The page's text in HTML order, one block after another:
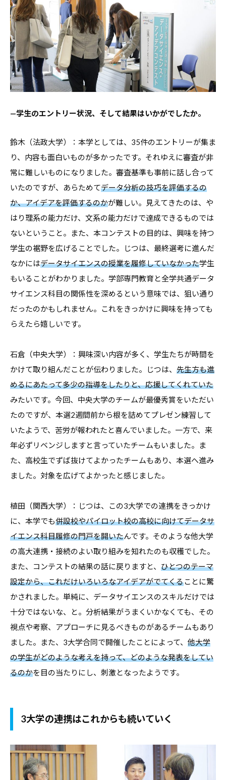
—学生のエントリー状況、そして結果はいかがでしたか。
鈴木（法政大学）：本学としては、35件のエントリーが集ま
り、内容も面白いものが多かったです。それゆえに審査が非
常に難しいものになりました。審査基準も事前に話し合って
いたのですが、あらためてデータ分析の技巧を評価するの
か、アイデアを評価するのかが難しい。見えてきたのは、や
はり理系の能力だけ、文系の能力だけで達成できるものでは
ないということ。また、本コンテストの目的は、興味を持つ
学生の裾野を広げることでした。じつは、最終選考に進んだ
なかにはデータサイエンスの授業を履修していなかった学生
もいることがわかりました。学部専門教育と全学共通データ
サイエンス科目の関係性を深めるという意味では、狙い通り
だったのかもしれません。これをきっかけに興味を持っても
らえたら嬉しいです。
石倉（中央大学）：興味深い内容が多く、学生たちが時間を
かけて取り組んだことが伝わりました。じつは、 先生方も進
めるにあたって多少の指導をしたりと、応援してくれていた
みたいです。今回、中央大学のチームが最優秀賞をいただい
たのですが、本選2週間前から根を詰めてプレゼン練習して
いたようで、苦労が報われたと喜んでいました。一方で、来
年必ずリベンジしますと言っていたチームもいました。ま
た、高校生でずば抜けてよかったチームもあり、本選へ進み
ました。対象を広げてよかったと感じました。
植田（関西大学）：じつは、この3大学での連携をきっかけ
に、本学でも併設校やパイロット校の高校に向けてデータサ
イエンス科目履修の門戸を開いたんです。そのような他大学
の高大連携・接続のよい取り組みを知れたのも収穫でした。
また、コンテストの結果の話に戻りますと、 ひとつのテーマ
設定から、これだけいろいろなアイデアがでてくることに驚
かされました。単純に、データサイエンスのスキルだけでは
十分ではないな、と。分析結果がうまくいかなくても、その
視点や考察、アプローチに見るべきものがあるチームもあり
ました。また、3大学合同で開催したことによって、 他大学
の学生がどのような考えを持って、どのような発表をしてい
るのかを目の当たりにし、刺激となったようです。
3大学の連携はこれからも続いていく